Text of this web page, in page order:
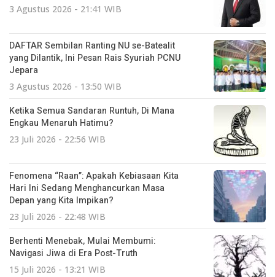
3 Agustus 2026 - 21:41 WIB
DAFTAR Sembilan Ranting NU se-Batealit
yang Dilantik, Ini Pesan Rais Syuriah PCNU
Jepara
3 Agustus 2026 - 13:50 WIB
Ketika Semua Sandaran Runtuh, Di Mana
Engkau Menaruh Hatimu?
23 Juli 2026 - 22:56 WIB
Fenomena “Raan”: Apakah Kebiasaan Kita
Hari Ini Sedang Menghancurkan Masa
Depan yang Kita Impikan?
23 Juli 2026 - 22:48 WIB
Berhenti Menebak, Mulai Membumi:
Navigasi Jiwa di Era Post-Truth
15 Juli 2026 - 13:21 WIB